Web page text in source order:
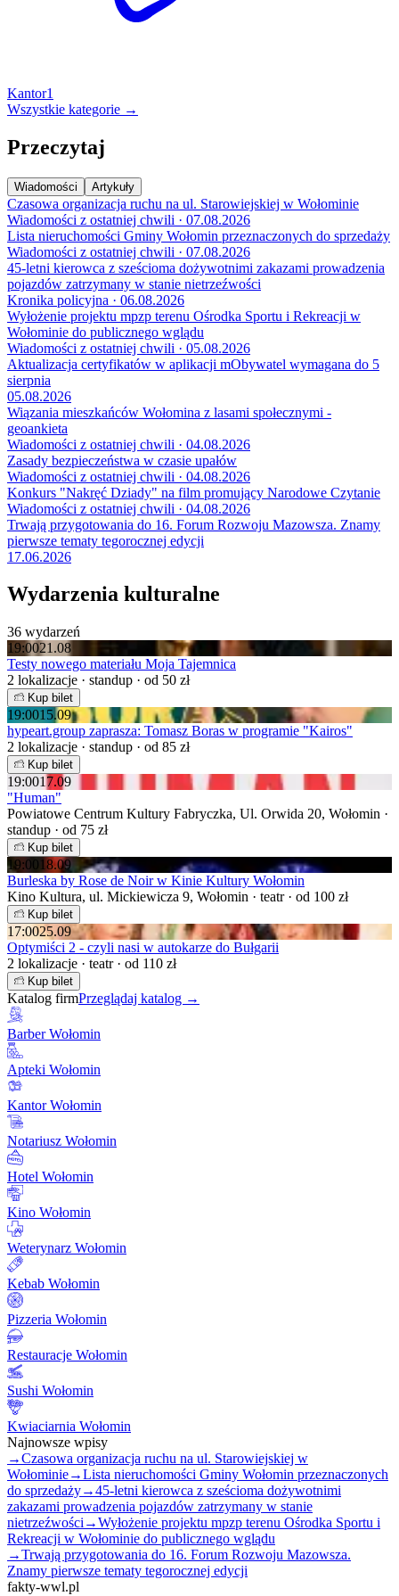
Kantor1
Wszystkie kategorie →
Przeczytaj
Wiadomości Artykuły
Czasowa organizacja ruchu na ul. Starowiejskiej w Wołominie
Wiadomości z ostatniej chwili · 07.08.2026
Lista nieruchomości Gminy Wołomin przeznaczonych do sprzedaży
Wiadomości z ostatniej chwili · 07.08.2026
45-letni kierowca z sześcioma dożywotnimi zakazami prowadzenia
pojazdów zatrzymany w stanie nietrzeźwości
Kronika policyjna · 06.08.2026
Wyłożenie projektu mpzp terenu Ośrodka Sportu i Rekreacji w
Wołominie do publicznego wglądu
Wiadomości z ostatniej chwili · 05.08.2026
Aktualizacja certyfikatów w aplikacji mObywatel wymagana do 5
sierpnia
05.08.2026
Wiązania mieszkańców Wołomina z lasami społecznymi -
geoankieta
Wiadomości z ostatniej chwili · 04.08.2026
Zasady bezpieczeństwa w czasie upałów
Wiadomości z ostatniej chwili · 04.08.2026
Konkurs "Nakręć Dziady" na film promujący Narodowe Czytanie
Wiadomości z ostatniej chwili · 04.08.2026
Trwają przygotowania do 16. Forum Rozwoju Mazowsza. Znamy
pierwsze tematy tegorocznej edycji
17.06.2026
Wydarzenia kulturalne
36 wydarzeń
19:0021.08
Testy nowego materiału Moja Tajemnica
2 lokalizacje · standup · od 50 zł
Kup bilet
19:0015.09
hypeart.group zaprasza: Tomasz Boras w programie "Kairos"
2 lokalizacje · standup · od 85 zł
Kup bilet
19:0017.09
"Human"
Powiatowe Centrum Kultury Fabryczka, Ul. Orwida 20, Wołomin ·
standup · od 75 zł
Kup bilet
19:00 18.09
Burleska by Rose de Noir w Kinie Kultury Wołomin
Kino Kultura, ul. Mickiewicza 9, Wołomin · teatr · od 100 zł
Kup bilet
17:0025.09
Optymiści 2 - czyli nasi w autokarze do Bułgarii
2 lokalizacje · teatr · od 110 zł
Kup bilet
Katalog firmPrzeglądaj katalog →
Barber Wołomin
Apteki Wołomin
Kantor Wołomin
Notariusz Wołomin
Hotel Wołomin
Kino Wołomin
Weterynarz Wołomin
Kebab Wołomin
Pizzeria Wołomin
Restauracje Wołomin
Sushi Wołomin
Kwiaciarnia Wołomin
Najnowsze wpisy
→Czasowa organizacja ruchu na ul. Starowiejskiej w
Wołominie→Lista nieruchomości Gminy Wołomin przeznaczonych
do sprzedaży→45-letni kierowca z sześcioma dożywotnimi
zakazami prowadzenia pojazdów zatrzymany w stanie
nietrzeźwości →Wyłożenie projektu mpzp terenu Ośrodka Sportu i
Rekreacji w Wołominie do publicznego wglądu
→Trwają przygotowania do 16. Forum Rozwoju Mazowsza.
Znamy pierwsze tematy tegorocznej edycji
fakty-wwl.pl